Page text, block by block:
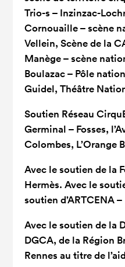
Trio-s – Inzinzac-
Cornouaille – scène
Vellein, Scène de la
Manège – scène
Boulazac – Pôle
Guidel, Théâtre
Soutien Réseau
Germinal – Fosses,
Colombes, L’Orange
Avec le soutien de la
Hermès. Avec le
soutien d’ARTCENA –
Avec le soutien de la
DGCA, de la Région
Rennes au titre de